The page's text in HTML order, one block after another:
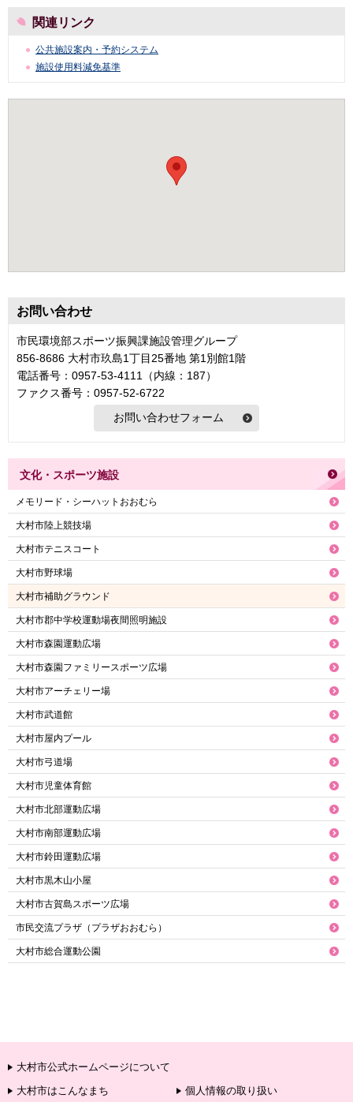
関連リンク
公共施設案内・予約システム
施設使用料減免基準
お問い合わせ
市民環境部スポーツ振興課施設管理グループ
856-8686 大村市玖島1丁目25番地 第1別館1階
電話番号：0957-53-4111（内線：187）
ファクス番号：0957-52-6722
文化・スポーツ施設
メモリード・シーハットおおむら
大村市陸上競技場
大村市テニスコート
大村市野球場
大村市補助グラウンド
大村市郡中学校運動場夜間照明施設
大村市森園運動広場
大村市森園ファミリースポーツ広場
大村市アーチェリー場
大村市武道館
大村市屋内プール
大村市弓道場
大村市児童体育館
大村市北部運動広場
大村市南部運動広場
大村市鈴田運動広場
大村市黒木山小屋
大村市古賀島スポーツ広場
市民交流プラザ（プラザおおむら）
大村市総合運動公園
大村市公式ホームページについて
大村市はこんなまち
個人情報の取り扱い